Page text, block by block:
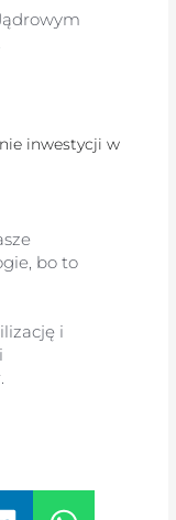
.
inwestycji w
bo to
i